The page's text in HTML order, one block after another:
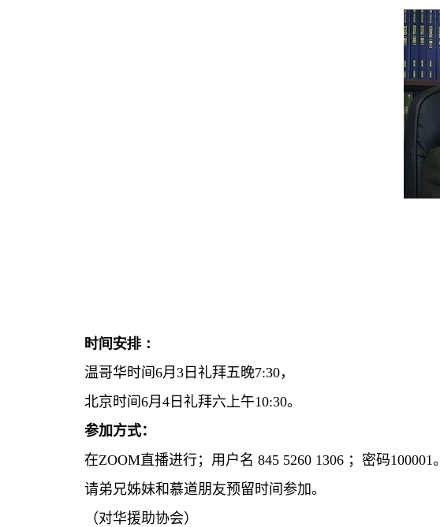
时间安排：
温哥华时间 6月 3 日礼拜五晚7:30，
北京时间 6月 4 日礼拜六上午10:30。
参加方式：
在ZOOM直播进行；用户名 845 5260 1306 ；密码100001。
请弟兄姊妹和慕道朋友预留时间参加。
（对华援助协会）